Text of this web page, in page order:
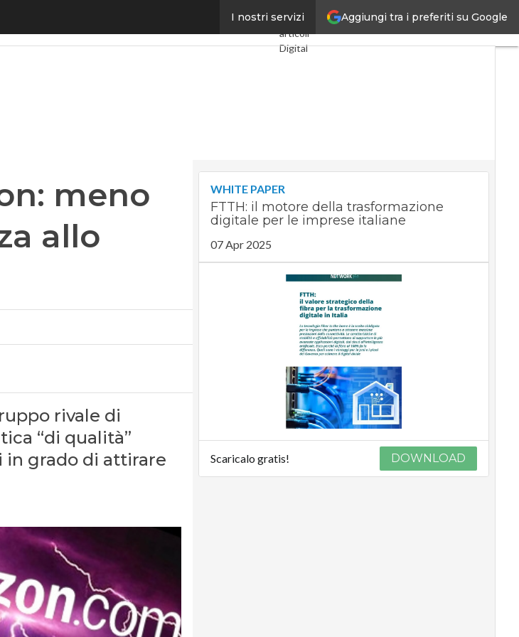
Aggiungi tra i preferiti su Google
I nostri servizi
d’autore, più forza allo streaming “pop”Ultimi
articoli
Digital
Intelligenza
artificiale
Videointerviste
CorCom
Privacy
meno
allo
rivale di
“di qualità”
in grado di attirare
WHITE PAPER
FTTH: il motore della trasformazione
digitale per le imprese italiane
07 Apr 2025
Scaricalo gratis! DOWNLOAD